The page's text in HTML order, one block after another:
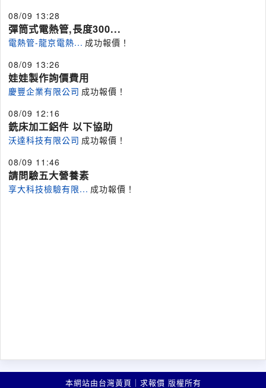
08/09 13:28
彈筒式電熱管,長度300...
電熱管-龍京電熱... 成功報價！
08/09 13:26
娃娃製作詢價費用
慶豐企業有限公司 成功報價！
08/09 12:16
銑床加工鋁件 以下協助
沃達科技有限公司 成功報價！
08/09 11:46
請問驗五大營養素
享大科技檢驗有限... 成功報價！
本網站由台灣黃頁｜求報價 版權所有